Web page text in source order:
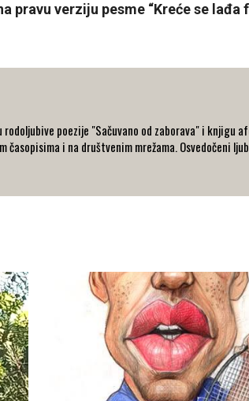
pravu verziju pesme “Kreće se lađa
poezije "Sačuvano od zaborava" i knjigu
časopisima i na društvenim mrežama. Osvedočeni